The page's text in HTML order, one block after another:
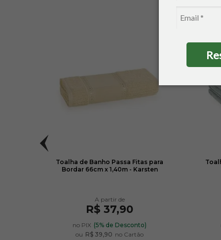
Toalha de Banho Passa Fitas para
Bordar 66cm x 1,40m - Karsten
R$ 37,90
no PIX (5% de Desconto)
ou R$ 39,90 no Cartão